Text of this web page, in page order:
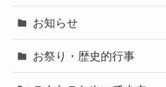
お知らせ
お祭り・歴史的行事